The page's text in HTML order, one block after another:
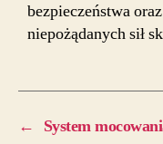
bezpieczeństwa
niepożądanych sił
←
System